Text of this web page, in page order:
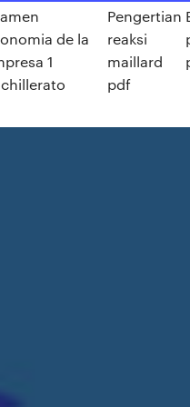
de la
1
Pengertian
reaksi
maillard
pdf